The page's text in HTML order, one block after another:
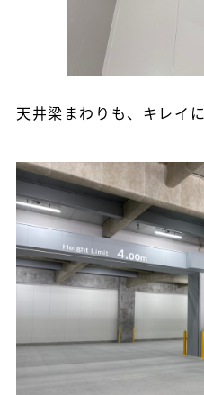
天井梁まわりも、キレイ